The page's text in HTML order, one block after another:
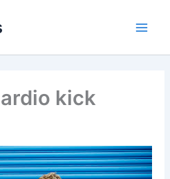
kick